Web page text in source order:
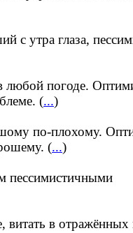
с утра глаза,
любой погоде.
(...)
по-плохому.
(...)
пессимистичными
в отражённых